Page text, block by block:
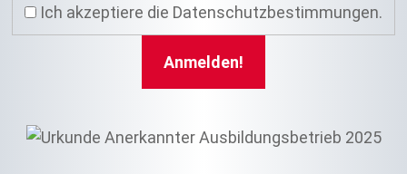
Ich akzeptiere die Datenschutzbestimmungen.